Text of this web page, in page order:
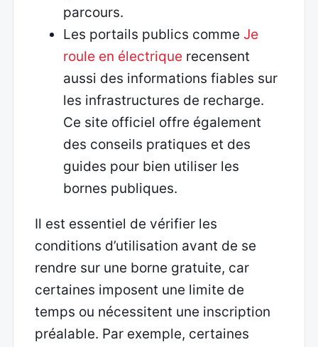
parcours.
Les portails publics comme Je
roule en électrique recensent
aussi des informations fiables sur
les infrastructures de recharge.
Ce site officiel offre également
des conseils pratiques et des
guides pour bien utiliser les
bornes publiques.
Il est essentiel de vérifier les
conditions d’utilisation avant de se
rendre sur une borne gratuite, car
certaines imposent une limite de
temps ou nécessitent une inscription
préalable. Par exemple, certaines